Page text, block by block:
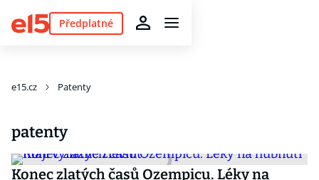
Předplatné
e15.cz Patenty
patenty
Konec zlatých časů Ozempicu. Léky na